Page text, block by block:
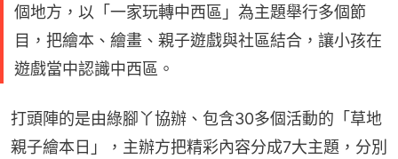
個地方，以「一家玩轉中西區」為主題舉行多個節
目，把繪本、繪畫、親子遊戲與社區結合，讓小孩在
遊戲當中認識中西區。
打頭陣的是由綠腳丫協辦、包含30多個活動的「草地
親子繪本日」，主辦方把精彩內容分成7大主題，分別